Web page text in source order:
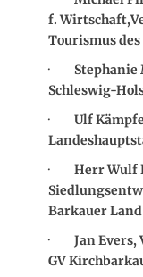
f.
Tourismus
· Stephanie
Schleswig-
· Ulf
· Herr Wulf
Barkauer Land
· Jan
GV